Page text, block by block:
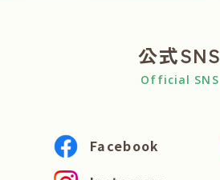
公式SNS
Official SNS
Facebook